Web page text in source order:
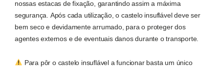
nossas estacas de fixação, garantindo assim a máxima
segurança. Após cada utilização, o castelo insuflável deve ser
bem seco e devidamente arrumado, para o proteger dos
agentes externos e de eventuais danos durante o transporte.
Para pôr o castelo insuflável a funcionar basta um único